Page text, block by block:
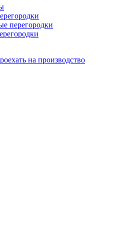
перегородки
на производство